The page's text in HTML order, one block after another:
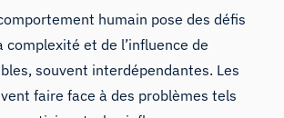
humain pose des défis
complexité et de l’influence de
souvent interdépendantes. Les
faire face à des problèmes tels